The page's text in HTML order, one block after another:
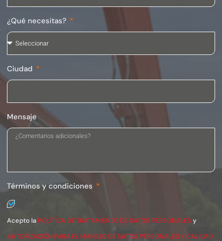
¿Qué necesitas?
Ciudad
Mensaje
Términos y condiciones
Acepto la POLÍTICA DE TRATAMIENTO DE DATOS PERSONALES y
AUTORIZACIÓN PARA EL MANEJO DE DATOS PERSONALES Y CALIDAD